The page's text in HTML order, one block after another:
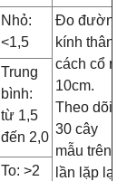
Nhỏ:
<1,5
Đo đường
kính thân
cách cổ rễ
10cm.
Theo dõi
30 cây
mẫu trên 3
lần lặp lại
Trung
bình:
từ 1,5
đến 2,0
To: >2